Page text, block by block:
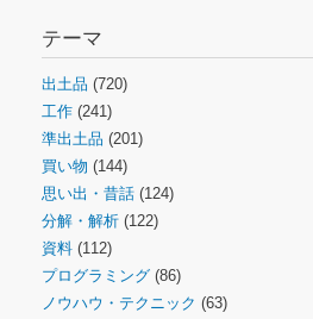
テーマ
出土品 (720)
工作 (241)
準出土品 (201)
買い物 (144)
思い出・昔話 (124)
分解・解析 (122)
資料 (112)
プログラミング (86)
ノウハウ・テクニック (63)